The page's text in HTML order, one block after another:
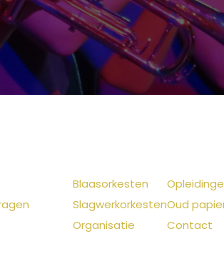
Blaasorkesten
Slagwerkorkesten
Organisatie
Oud
Contact